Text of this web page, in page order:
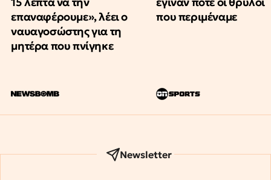
επαναφέρουμε», λέει ο
ναυαγοσώστης για τη
μητέρα που πνίγηκε
που περιμέναμε
Newsletter